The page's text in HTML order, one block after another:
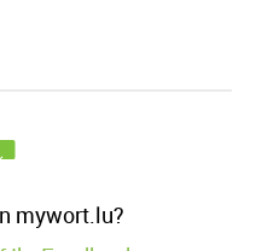
mywort.lu?